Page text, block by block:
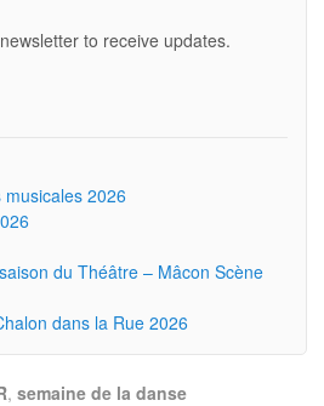
to receive updates.
2026
du Théâtre – Mâcon Scène
dans la Rue 2026
, semaine de la danse